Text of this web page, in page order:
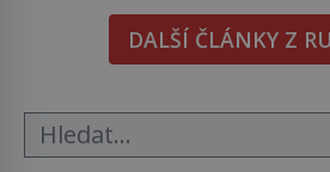
Rudolf Höss (1901–1947), Josef
1979) či Heinrich Himmler
o koho se historie jen otřela.
DALŠÍ ČLÁNKY Z